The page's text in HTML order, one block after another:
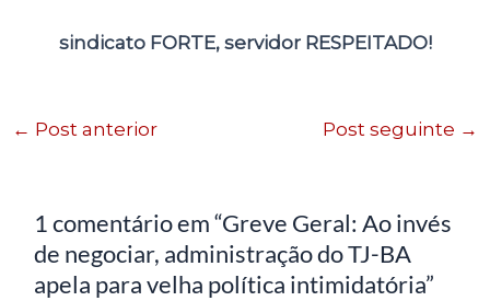
sindicato FORTE, servidor RESPEITADO!
← Post anterior Post seguinte →
1 comentário em “Greve Geral: Ao invés
de negociar, administração do TJ-BA
apela para velha política intimidatória”